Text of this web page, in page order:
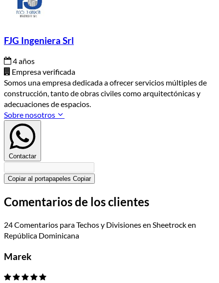
FJG Ingeniera Srl
4 años
Empresa verificada
Somos una empresa dedicada a ofrecer servicios múltiples de
construcción, tanto de obras civiles como arquitectónicas y
adecuaciones de espacios.
Sobre nosotros
Contactar
Copiar al portapapeles Copiar
Comentarios de los clientes
24 Comentarios para Techos y Divisiones en Sheetrock en
República Dominicana
Marek